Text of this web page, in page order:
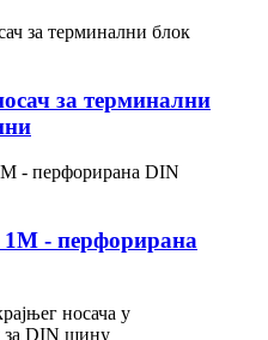
за терминални
1M - перфорирана